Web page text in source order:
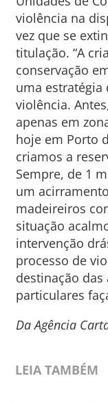
violência na
vez que se
titulação. “A
conservação
uma estratégia
violência.
apenas em
hoje em Porto
criamos a
Sempre, de 1
um
madeireiros
situação
intervenção
processo de
destinação
particulares
Da Agência
LEIA TAMBÉM